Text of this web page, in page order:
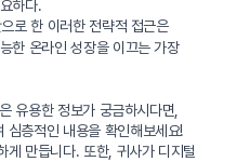
하다.
로 한 이러한 전략적 접근은
한 온라인 성장을 이끄는 가장
유용한 정보가 궁금하시다면,
심층적인 내용을 확인해보세요!
게 만듭니다. 또한, 귀사가 디지털